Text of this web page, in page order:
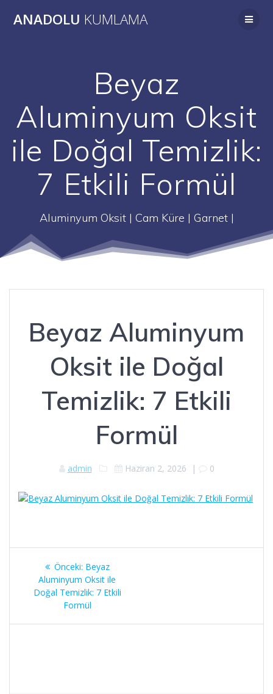
to
ANADOLU KUMLAMA
Beyaz
Aluminyum Oksit
ile Doğal Temizlik:
7 Etkili Formül
Aluminyum Oksit | Cam Küre | Garnet |
Beyaz Aluminyum
Oksit ile Doğal
Temizlik: 7 Etkili
Formül
admin Haziran 2, 2026 | 0
Yazı
gezinmesi
Önceki: Önceki
yazı:
Beyaz
Aluminyum Oksit ile
Doğal Temizlik: 7 Etkili
Formül